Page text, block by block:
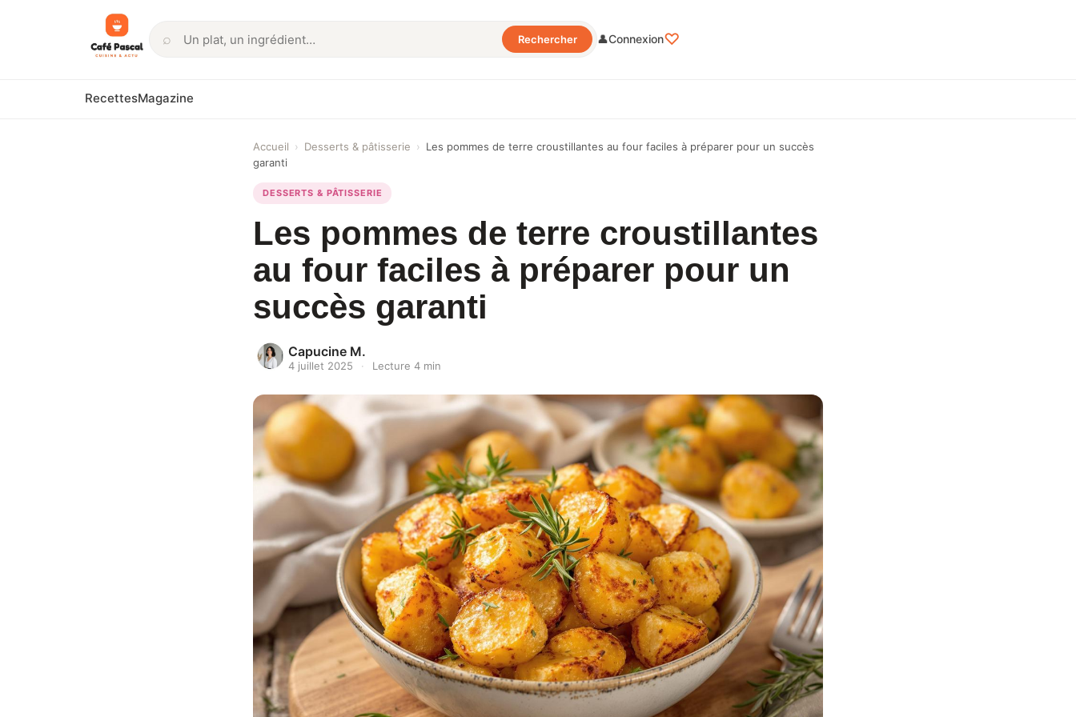
⌕
Rechercher
Rechercher 👤Connexion♡
RecettesMagazine
Accueil › Desserts & pâtisserie › Les pommes de terre croustillantes au four faciles à préparer pour un succès
garanti
DESSERTS & PÂTISSERIE
Les pommes de terre croustillantes
au four faciles à préparer pour un
succès garanti
Capucine M.
4 juillet 2025 · Lecture 4 min